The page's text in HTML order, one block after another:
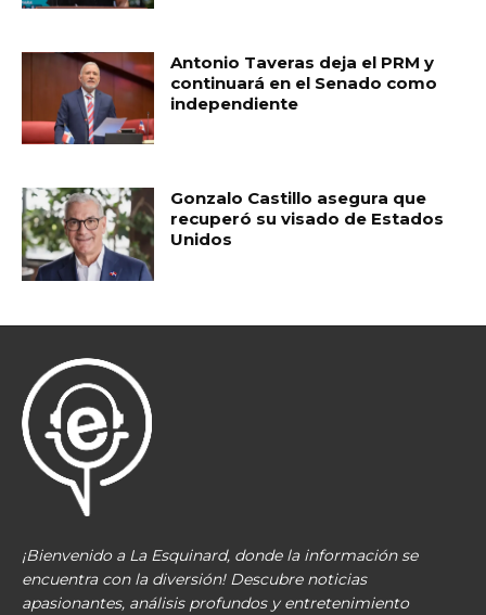
Antonio Taveras deja el PRM y
continuará en el Senado como
independiente
Gonzalo Castillo asegura que
recuperó su visado de Estados
Unidos
¡Bienvenido a La Esquinard, donde la información se
encuentra con la diversión! Descubre noticias
apasionantes, análisis profundos y entretenimiento